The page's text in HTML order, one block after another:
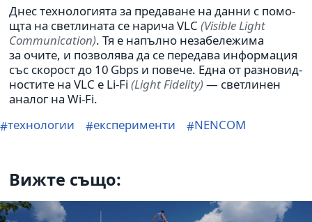
Днес тех­но­ло­ги­ята за пре­да­ване на данни с помо­
щта на свет­ли­ната се нарича VLC(Visible Light
Communication). Тя е напълно неза­бе­ле­жима
за очите, и поз­во­лява да се пере­дава инфор­ма­ция
със ско­рост до 10 Gbps и повече. Една от раз­но­вид­
но­стите на VLC е Li-Fi(Light Fidelity)— свет­линен
аналог на Wi-Fi.
технологии
експерименти NENCOM
Вижте също: